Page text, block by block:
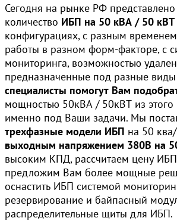
Сегодня на рынке РФ
количество ИБП на 50 кВА / 50 кВТ
конфигурациях, с разным
работы в разном форм-факторе, с
мониторинга, возможностью
предназначенные под разные виды
специалисты помогут Вам
мощностью 50кВА / 50кВТ из этого
именно под Ваши задачи. Мы
трехфазные модели ИБП на 50
выходным напряжением 380В на
высоким КПД, рассчитаем цену
предложим Вам более мощные
оснастить ИБП системой
резервирование и байпасный
распределительные щиты для ИБП.